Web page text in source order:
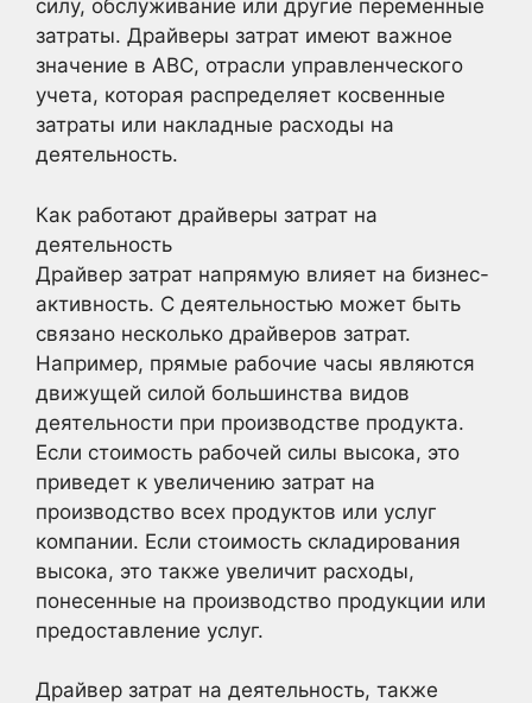
силу, обслуживание или другие переменные
затраты. Драйверы затрат имеют важное
значение в ABC, отрасли управленческого
учета, которая распределяет косвенные
затраты или накладные расходы на
деятельность.
Как работают драйверы затрат на
деятельность
Драйвер затрат напрямую влияет на бизнес-
активность. С деятельностью может быть
связано несколько драйверов затрат.
Например, прямые рабочие часы являются
движущей силой большинства видов
деятельности при производстве продукта.
Если стоимость рабочей силы высока, это
приведет к увеличению затрат на
производство всех продуктов или услуг
компании. Если стоимость складирования
высока, это также увеличит расходы,
понесенные на производство продукции или
предоставление услуг.
Драйвер затрат на деятельность, также